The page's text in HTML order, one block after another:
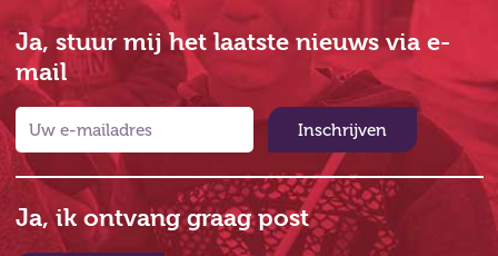
Ja, stuur mij het laatste nieuws via e-
mail
Inschrijven
Ja, ik ontvang graag post